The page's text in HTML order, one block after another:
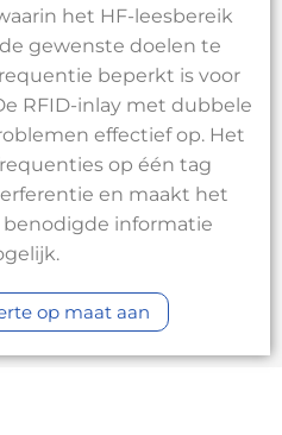
het HF-leesbereik
gewenste doelen te
beperkt is voor
RFID-inlay met dubbele
effectief op. Het
op één tag
en maakt het
benodigde informatie
op maat aan